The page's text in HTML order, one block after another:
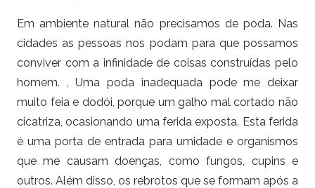
Em ambiente natural não precisamos de poda. Nas
cidades as pessoas nos podam para que possamos
conviver com a infinidade de coisas construídas pelo
homem. , Uma poda inadequada pode me deixar
muito feia e dodói, porque um galho mal cortado não
cicatriza, ocasionando uma ferida exposta. Esta ferida
é uma porta de entrada para umidade e organismos
que me causam doenças, como fungos, cupins e
outros. Além disso, os rebrotos que se formam após a